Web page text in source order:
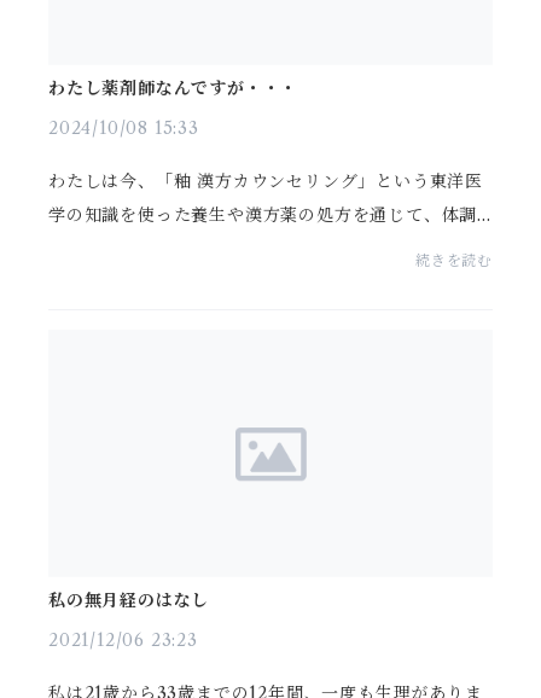
わたし薬剤師なんですが・・・
2024/10/08 15:33
わたしは今、「釉 漢方カウンセリング」という東洋医
学の知識を使った養生や漢方薬の処方を通じて、体調
が原因で夢や希望を叶えられないお客様の体質改善を
続きを読む
私の無月経のはなし
2021/12/06 23:23
私は21歳から33歳までの12年間、一度も生理がありま